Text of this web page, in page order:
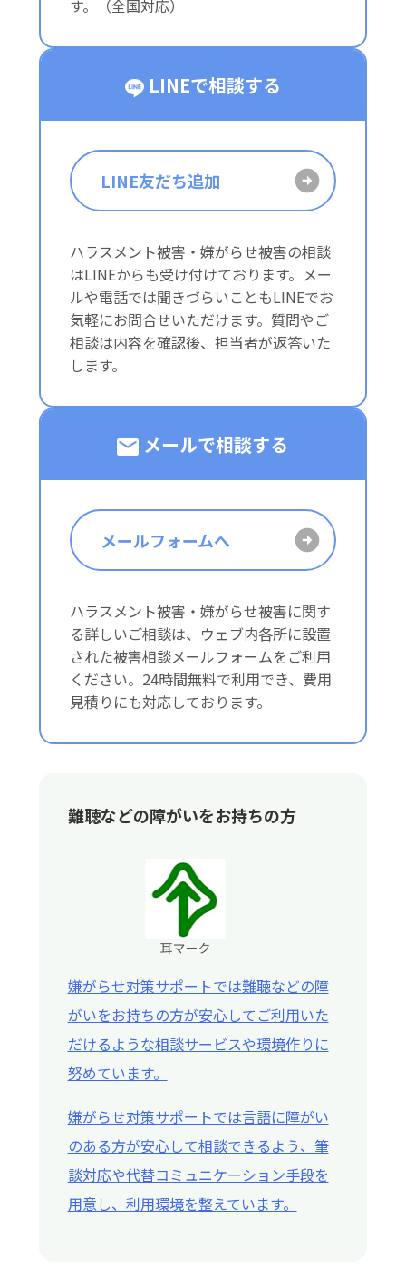
す。（全国対応）
LINEで相談する
LINE友だち追加
ハラスメント被害・嫌がらせ被害の相談
はLINEからも受け付けております。メー
ルや電話では聞きづらいこともLINEでお
気軽にお問合せいただけます。質問やご
相談は内容を確認後、担当者が返答いた
します。
メールで相談する
メールフォームへ
ハラスメント被害・嫌がらせ被害に関す
る詳しいご相談は、ウェブ内各所に設置
された被害相談メールフォームをご利用
ください。24時間無料で利用でき、費用
見積りにも対応しております。
難聴などの障がいをお持ちの方
嫌がらせ対策サポートでは難聴などの障
がいをお持ちの方が安心してご利用いた
だけるような相談サービスや環境作りに
努めています。
嫌がらせ対策サポートでは言語に障がい
のある方が安心して相談できるよう、筆
談対応や代替コミュニケーション手段を
用意し、利用環境を整えています。